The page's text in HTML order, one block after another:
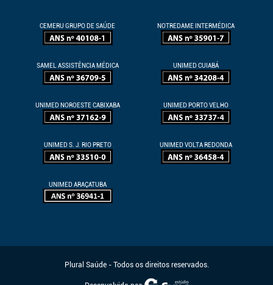
CEMERU GRUPO DE SAÚDE NOTREDAME INTERMÉDICA
SAMEL ASSISTÊNCIA MÉDICA UNIMED CUIABÁ
UNIMED NOROESTE CABIXABA UNIMED PORTO VELHO
UNIMED S. J. RIO PRETO UNIMED VOLTA REDONDA
UNIMED ARAÇATUBA
Plural Saúde - Todos os direitos reservados.